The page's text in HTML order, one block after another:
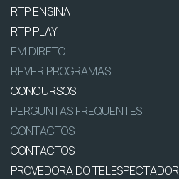
RTP ENSINA
RTP PLAY
EM DIRETO
REVER PROGRAMAS
CONCURSOS
PERGUNTAS FREQUENTES
CONTACTOS
CONTACTOS
PROVEDORA DO TELESPECTADOR